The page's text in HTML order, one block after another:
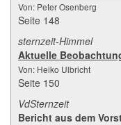
Von: Peter Osenberg
Seite 148
sternzeit-Himmel
Aktuelle
Von: Heiko Ulbricht
Seite 150
VdSternzeit
Bericht aus dem